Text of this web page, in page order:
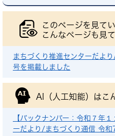
このページを見て
こんなページも見
まちづくり推進センターだよ
号を掲載しました
AI（人工知能）は こ
【バックナンバー：令和７年
ーだより/まちづくり通信 令和